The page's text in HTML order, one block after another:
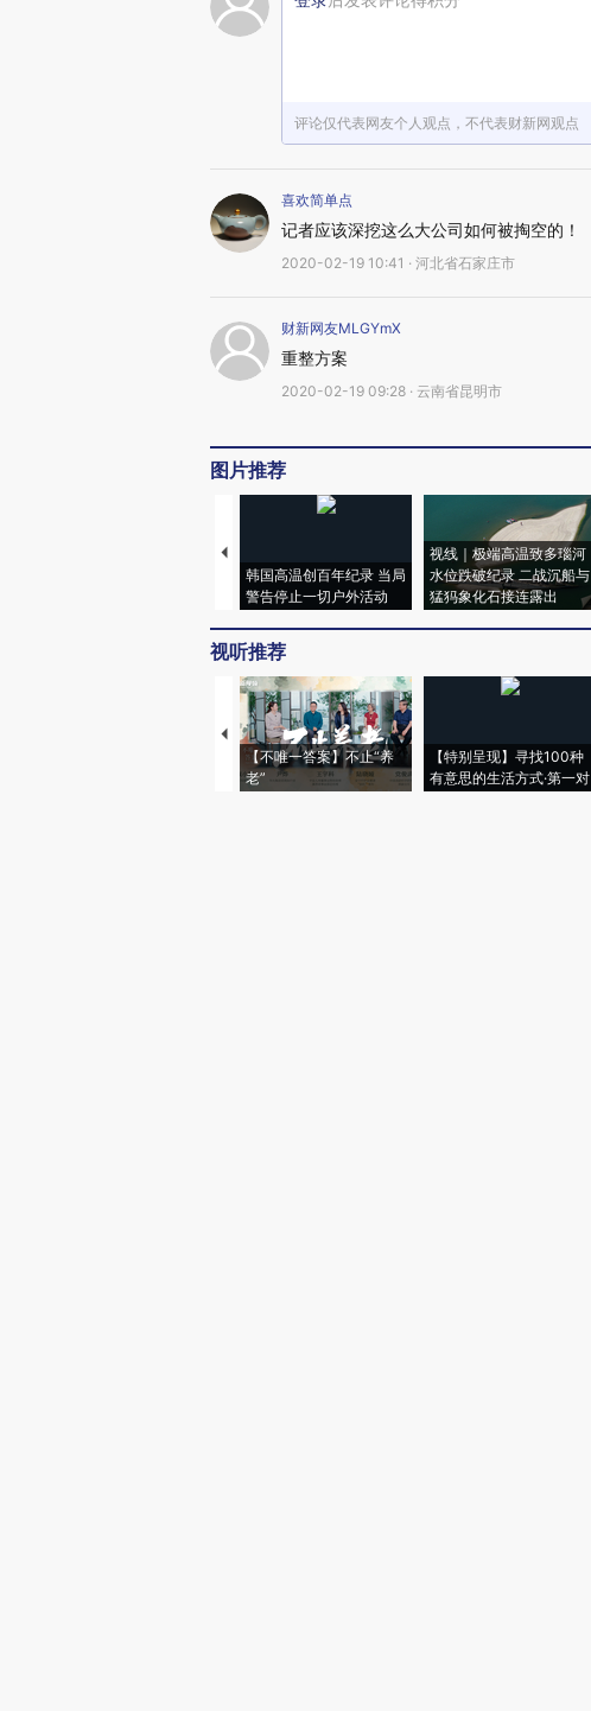
评论仅代表网友个人观点，不代表财新网观点
喜欢简单点
记者应该深挖这么大公司如何被掏空的！
2020-02-19 10:41 · 河北省石家庄市
财新网友MLGYmX
重整方案
2020-02-19 09:28 · 云南省昆明市
图片推荐
韩国高温创百年纪录 当局
警告停止一切户外活动
视线｜极端高温致多瑙河
水位跌破纪录 二战沉船与
猛犸象化石接连露出
视听推荐
【不唯一答案】不止“养
老”
【特别呈现】寻找100种
有意思的生活方式·第一对